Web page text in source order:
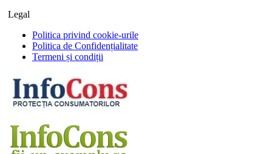
Legal
Politica privind cookie-urile
Politica de Confidențialitate
Termeni și condiții